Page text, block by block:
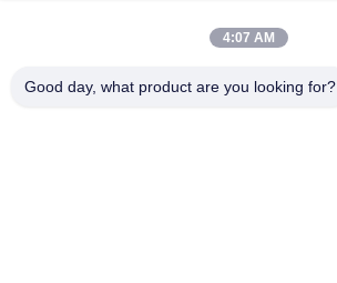
4:07 AM
Good day, what product are you looking for?